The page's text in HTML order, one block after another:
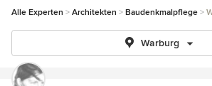
Alle Experten Architekten Baudenkmalpflege
Warburg